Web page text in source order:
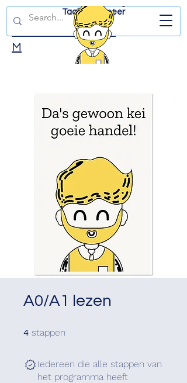
DUTCHWITHJD.CO
M
Taalles en meer
A0/A1 lezen
4 stappen
Iedereen die alle stappen van
het programma heeft